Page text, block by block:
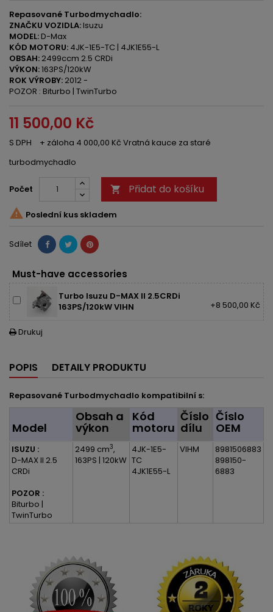
Repasované Turbodmychadlo:
ZNAČKU VOZIDLA:Isuzu
MODEL:D-Max
KÓD MOTORU: 4JK-1E5-TC | 4JK1E55-L
OBSAH: 2499ccm 2.5 CRDi
VÝKON:163PS/120kW
ROK VÝROBY: 2012 -
POZOR : Biturbo | TwinTurbo
11 500,00 Kč
S DPH
+ záloha 4 000,00 Kč Vratná kauce za staré
turbodmychadlo
Počet  Přidat do košíku
 Poslední kus skladem
Sdílet
Must-have accessories
Turbo Isuzu D-MAX II 2.5CRDi
163PS/120kW VIHN
+8 500,00 Kč
 Drukuj
POPIS DETAILY PRODUKTU
Repasované Turbodmychadlo kompatibilní s:
Model
Obsah a
výkon
Kód
motoru
Číslo
dílu
Číslo
OEM
ISUZU :
D-MAX II 2.5
CRDi
POZOR :
Biturbo |
TwinTurbo
2499 cm3,
163PS | 120kW
4JK-1E5-
TC
4JK1E55-L
VIHM
8981506883
898150-
6883